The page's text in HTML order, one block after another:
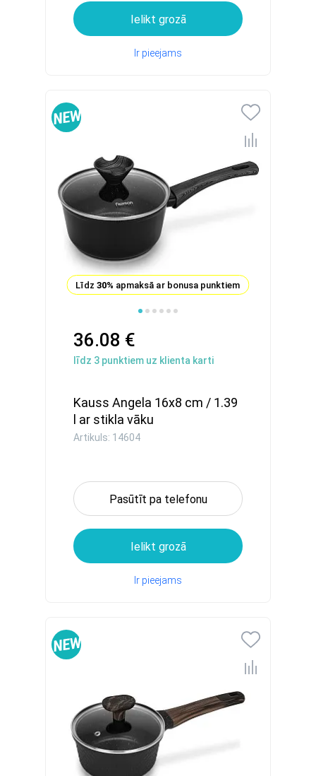
Ielikt grozā
Ir pieejams
Līdz 30% apmaksā ar bonusa punktiem
36.08 €
līdz 3 punktiem uz klienta karti
Kauss Angela 16x8 cm / 1.39
l ar stikla vāku
Artikuls: 14604
Pasūtīt pa telefonu
Ielikt grozā
Ir pieejams